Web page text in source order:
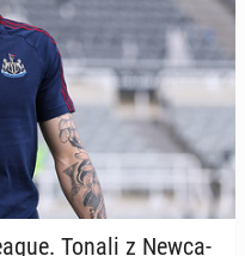
Tonali z New­ca­